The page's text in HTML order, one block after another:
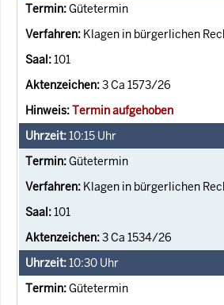
Gütetermin
Klagen in bürgerlichen
101
3 Ca 1573/26
Termin aufgehoben
10:15 Uhr
Gütetermin
Klagen in bürgerlichen
101
3 Ca 1534/26
10:30 Uhr
Gütetermin